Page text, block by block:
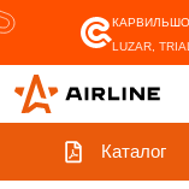
LUZAR,
Каталог